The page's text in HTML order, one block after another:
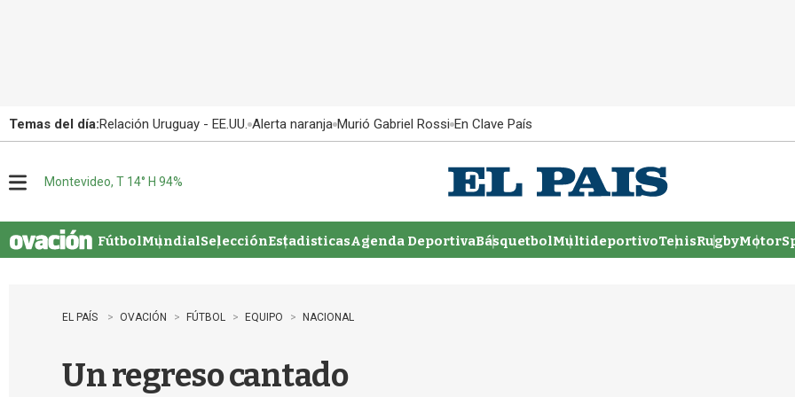
Temas del día:Relación Uruguay - EE.UU. Alerta naranja Murió Gabriel Rossi En Clave País
u
Montevideo, T 14° H 94%
FútbolMundialSelecciónEstadisticasAgenda DeportivaBásquetbolMultideportivoTenisRugby
EL PAÍS OVACIÓN FÚTBOL EQUIPO NACIONAL
Un regreso cantado